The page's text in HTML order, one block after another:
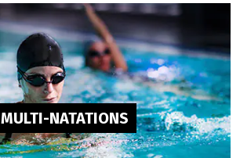
MULTI-NATATIONS